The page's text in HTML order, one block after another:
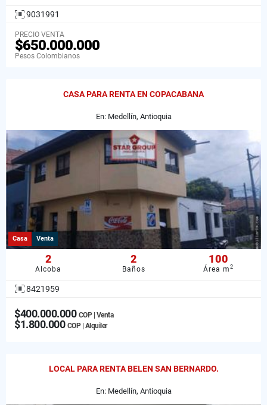
9031991
PRECIO VENTA
$650.000.000
Pesos Colombianos
CASA PARA RENTA EN COPACABANA
En: Medellín, Antioquia
Casa Venta
2
Alcoba
2
Baños
100
Área m2
8421959
$400.000.000 COP | Venta
$1.800.000 COP | Alquiler
LOCAL PARA RENTA BELEN SAN BERNARDO.
En: Medellín, Antioquia